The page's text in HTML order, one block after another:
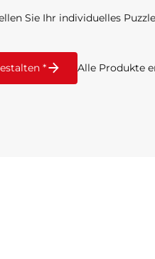
Sie Ihr individuelles
* Alle Produkte